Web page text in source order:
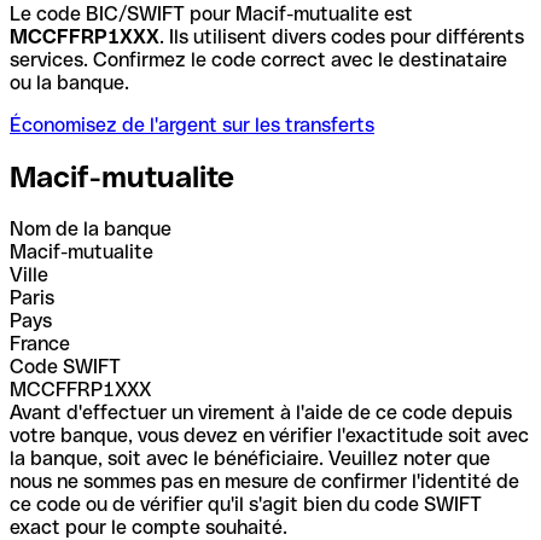
Le code BIC/SWIFT pour Macif-mutualite est
MCCFFRP1XXX. Ils utilisent divers codes pour différents
services. Confirmez le code correct avec le destinataire
ou la banque.
Économisez de l'argent sur les transferts
Macif-mutualite
Nom de la banque
Macif-mutualite
Ville
Paris
Pays
France
Code SWIFT
MCCFFRP1XXX
Avant d'effectuer un virement à l'aide de ce code depuis
votre banque, vous devez en vérifier l'exactitude soit avec
la banque, soit avec le bénéficiaire. Veuillez noter que
nous ne sommes pas en mesure de confirmer l'identité de
ce code ou de vérifier qu'il s'agit bien du code SWIFT
exact pour le compte souhaité.